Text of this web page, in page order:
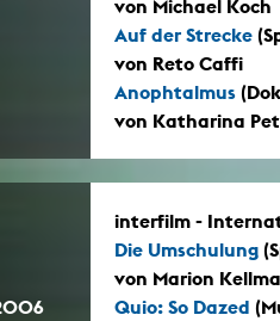
von Michael Koch
Auf der Strecke
von Reto Caffi
Anophtalmus
von Katharina
interfilm -
Die Umschulung
von Marion
Quio: So Dazed